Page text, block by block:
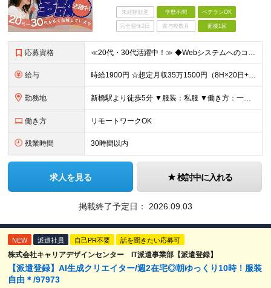
未経験歓迎 学歴不問 ベテランOK
完全週休2日 賞与複数月 面接1回
応募資格 ≪20代・30代活躍中！≫ ◆Webシステムへのコンテンツ登録や入稿の経験 ◆何かしらのWebコンテンツの運用経験 ※ブランクがある方やこれまでのご経験に自信がない方も、まずはお気軽にご応募ください
給与 時給1900円 ☆想定月収35万1500円（8H×20日+残業20H） ※交通費全額支給 ※在宅日数に応じて、在宅勤務手当あり
勤務地 新橋駅より徒歩5分 ▼服装：私服 ▼働き方：一部在宅（週2～3日出社、週2～3日在宅勤務） ※業務に慣れるまでは出社になります。 ▼受動喫煙対策：屋内禁煙
働き方 リモートワークOK
残業時間 30時間以内
求人を見る 検討中に入れる
掲載終了予定日： 2026.09.03
NEW 派遣社員 自己PR不要 話を聞きたい応募可
株式会社キャリアデザインセンター IT派遣事業部【派遣登録】
【派遣登録】AI生成クリエイター/週2在宅◎朝ゆっくり10時！服装
自由＊/97973